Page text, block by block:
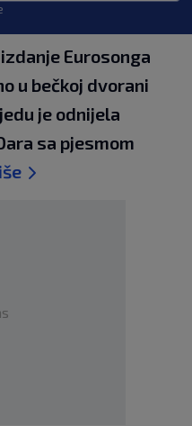
Eurosonga
u bečkoj dvorani
je odnijela
sa pjesmom